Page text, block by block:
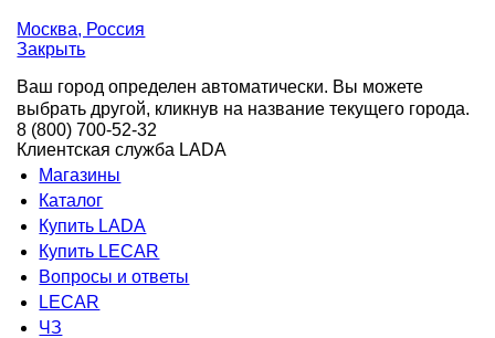
Москва, Россия
Закрыть
Ваш город определен автоматически. Вы можете
выбрать другой, кликнув на название текущего города.
8 (800) 700-52-32
Клиентская служба LADA
Магазины
Каталог
Купить LADA
Купить LECAR
Вопросы и ответы
LECAR
ЧЗ